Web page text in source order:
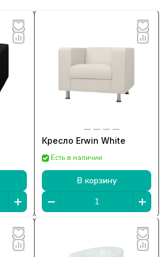
Кресло Erwin White
Есть в наличии
В корзину